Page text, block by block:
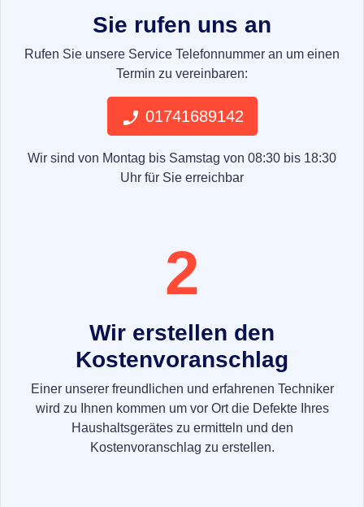
Sie rufen uns an
Rufen Sie unsere Service Telefonnummer an um einen
Termin zu vereinbaren:
01741689142
Wir sind von Montag bis Samstag von 08:30 bis 18:30
Uhr für Sie erreichbar
2
Wir erstellen den
Kostenvoranschlag
Einer unserer freundlichen und erfahrenen Techniker
wird zu Ihnen kommen um vor Ort die Defekte Ihres
Haushaltsgerätes zu ermitteln und den
Kostenvoranschlag zu erstellen.